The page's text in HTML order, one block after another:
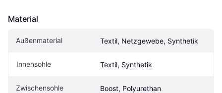
Material
Außenmaterial Textil, Netzgewebe, Synthetik
Innensohle Textil, Synthetik
Zwischensohle Boost, Polyurethan